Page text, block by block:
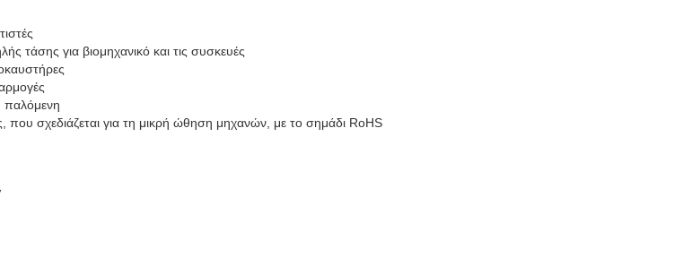
τάσης για βιομηχανικό και τις συσκευές
παλόμενη
σχεδιάζεται για τη μικρή ώθηση μηχανών, με το σημάδι RoHS